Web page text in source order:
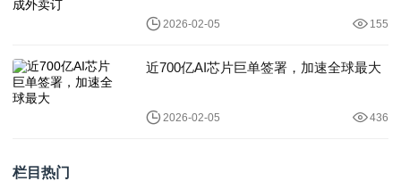
2026-02-05 155
近700亿AI芯片巨单签署，加速全球最大
2026-02-05 436
栏目热门